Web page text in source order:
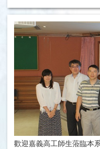
歡迎嘉義高工師生蒞臨本